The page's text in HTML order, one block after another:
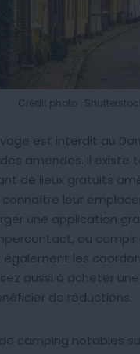
Crédit photo :
est interdit au
amendes. Il existe
de lieux gratuits
connaître leur
une application
ou
également les
aussi à acheter
de réductions.
camping notables